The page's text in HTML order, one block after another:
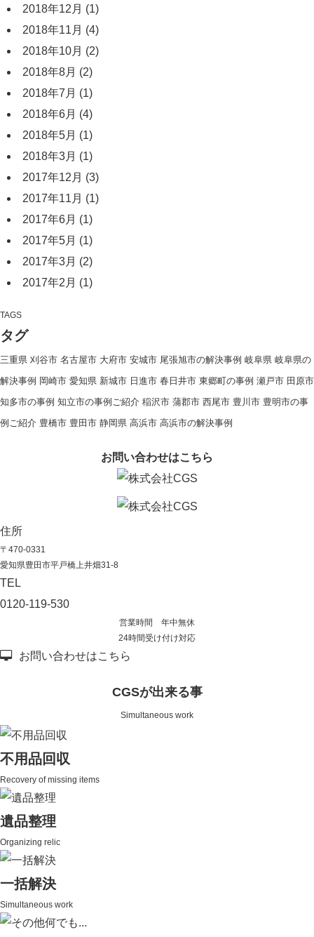
2018年12月 (1)
2018年11月 (4)
2018年10月 (2)
2018年8月 (2)
2018年7月 (1)
2018年6月 (4)
2018年5月 (1)
2018年3月 (1)
2017年12月 (3)
2017年11月 (1)
2017年6月 (1)
2017年5月 (1)
2017年3月 (2)
2017年2月 (1)
TAGS
タグ
三重県 刈谷市 名古屋市 大府市 安城市 尾張旭市の解決事例 岐阜県 岐阜県の
解決事例 岡崎市 愛知県 新城市 日進市 春日井市 東郷町の事例 瀬戸市 田原市
知多市の事例 知立市の事例ご紹介 稲沢市 蒲郡市 西尾市 豊川市 豊明市の事
例ご紹介 豊橋市 豊田市 静岡県 高浜市 高浜市の解決事例
お問い合わせはこちら
住所
〒470-0331
愛知県豊田市平戸橋上井畑31-8
TEL
0120-119-530
営業時間 年中無休
24時間受け付け対応
お問い合わせはこちら
CGSが出来る事
Simultaneous work
不用品回収
Recovery of missing items
遺品整理
Organizing relic
一括解決
Simultaneous work